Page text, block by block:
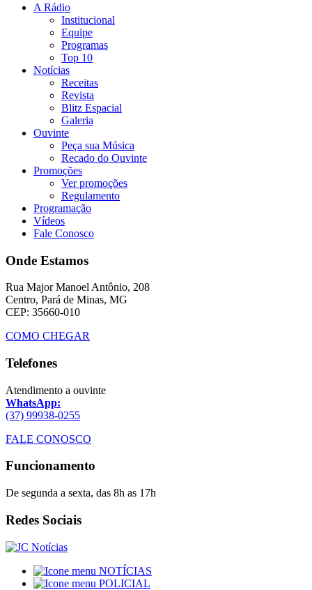
A Rádio
Institucional
Equipe
Programas
Top 10
Notícias
Receitas
Revista
Blitz Espacial
Galeria
Ouvinte
Peça sua Música
Recado do Ouvinte
Promoções
Ver promoções
Regulamento
Programação
Vídeos
Fale Conosco
Onde Estamos
Rua Major Manoel Antônio, 208
Centro, Pará de Minas, MG
CEP: 35660-010
COMO CHEGAR
Telefones
Atendimento a ouvinte
WhatsApp:
(37) 99938-0255
FALE CONOSCO
Funcionamento
De segunda a sexta, das 8h as 17h
Redes Sociais
NOTÍCIAS
POLICIAL